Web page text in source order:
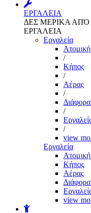
ΕΡΓΑΛΕΙΑ
ΔΕΣ ΜΕΡΙΚΑ
ΕΡΓΑΛΕΙΑ
Εργαλεία
/
Kήπος
/
Αέρας
/
/
/
view
Εργαλεία
Kήπος
Αέρας
view